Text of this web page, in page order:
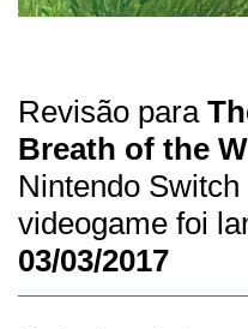
Revisão para
Breath of the
Nintendo
videogame foi
03/03/2017